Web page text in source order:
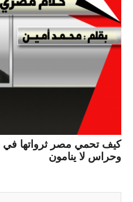
كيف تحمي مصر ثرواتها في
وحراس لا ينامون